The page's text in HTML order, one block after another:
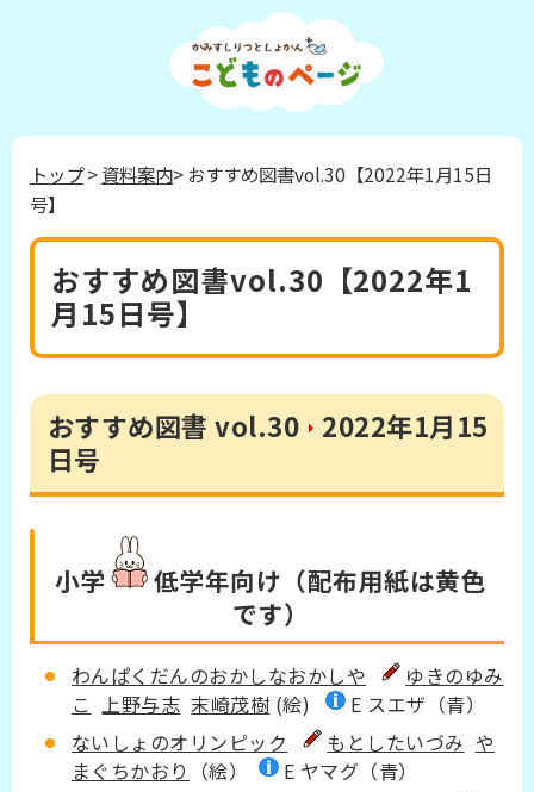
トップ>資料案内> おすすめ図書vol.30【2022年1月15日
号】
おすすめ図書vol.30【2022年1
月15日号】
おすすめ図書 vol.30
2022年1月15
日号
小学 低学年向け（配布用紙は黄色
です）
わんぱくだんのおかしなおかしや
ゆきのゆみ
こ 上野与志 末崎茂樹 (絵)
E スエザ（青）
ないしょのオリンピック
もとしたいづみ や
まぐちかおり
（絵）
E ヤマグ（青）